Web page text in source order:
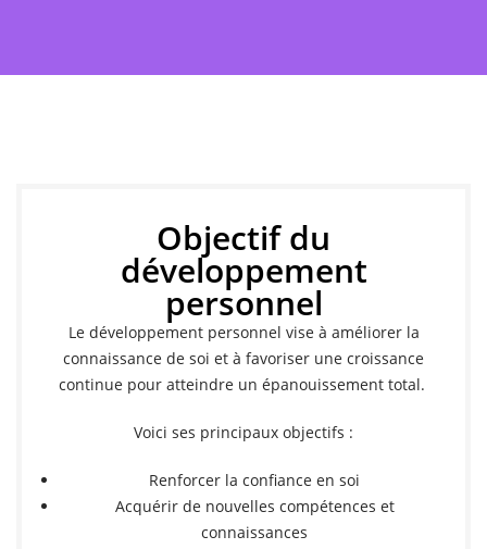
Objectif du
développement
personnel
Le développement personnel vise à améliorer la
connaissance de soi et à favoriser une croissance
continue pour atteindre un épanouissement total.
Voici ses principaux objectifs :
Renforcer la confiance en soi
Acquérir de nouvelles compétences et
connaissances